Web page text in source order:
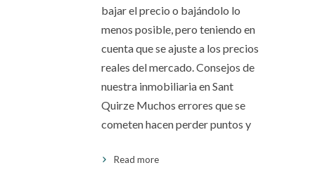
bajar el precio o bajándolo lo
menos posible, pero teniendo en
cuenta que se ajuste a los precios
reales del mercado. Consejos de
nuestra inmobiliaria en Sant
Quirze Muchos errores que se
cometen hacen perder puntos y
Read more